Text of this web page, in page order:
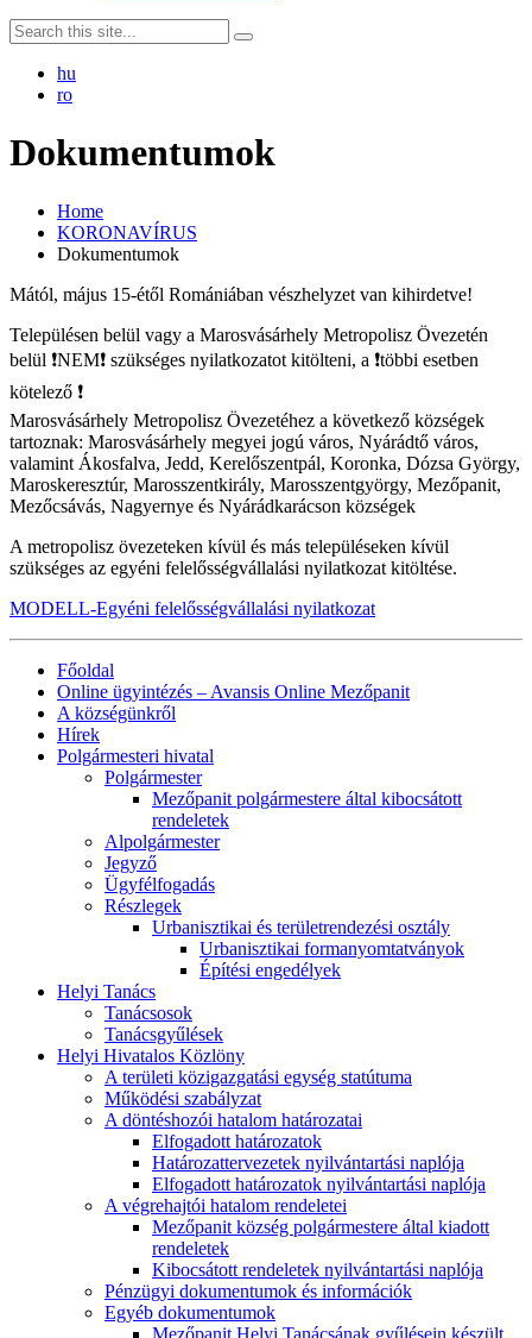
hu
ro
Dokumentumok
Home
KORONAVÍRUS
Dokumentumok
Mától, május 15-étől Romániában vészhelyzet van kihirdetve!
Településen belül vagy a Marosvásárhely Metropolisz Övezetén
belül ❗NEM❗ szükséges nyilatkozatot kitölteni, a ❗többi esetben
kötelező ❗
Marosvásárhely Metropolisz Övezetéhez a következő községek
tartoznak: Marosvásárhely megyei jogú város, Nyárádtő város,
valamint Ákosfalva, Jedd, Kerelőszentpál, Koronka, Dózsa György,
Maroskeresztúr, Marosszentkirály, Marosszentgyörgy, Mezőpanit,
Mezőcsávás, Nagyernye és Nyárádkarácson községek
A metropolisz övezeteken kívül és más településeken kívül
szükséges az egyéni felelősségvállalási nyilatkozat kitöltése.
MODELL-Egyéni felelősségvállalási nyilatkozat
Főoldal
Online ügyintézés – Avansis Online Mezőpanit
A községünkről
Hírek
Polgármesteri hivatal
Polgármester
Mezőpanit polgármestere által kibocsátott
rendeletek
Alpolgármester
Jegyző
Ügyfélfogadás
Részlegek
Urbanisztikai és területrendezési osztály
Urbanisztikai formanyomtatványok
Építési engedélyek
Helyi Tanács
Tanácsosok
Tanácsgyűlések
Helyi Hivatalos Közlöny
A területi közigazgatási egység statútuma
Működési szabályzat
A döntéshozói hatalom határozatai
Elfogadott határozatok
Határozattervezetek nyilvántartási naplója
Elfogadott határozatok nyilvántartási naplója
A végrehajtói hatalom rendeletei
Mezőpanit község polgármestere által kiadott
rendeletek
Kibocsátott rendeletek nyilvántartási naplója
Pénzügyi dokumentumok és információk
Egyéb dokumentumok
Mezőpanit Helyi Tanácsának gyűlésein készült